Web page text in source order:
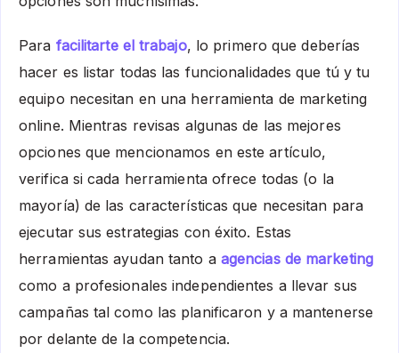
Para facilitarte el trabajo, lo primero que deberías
hacer es listar todas las funcionalidades que tú y tu
equipo necesitan en una herramienta de marketing
online. Mientras revisas algunas de las mejores
opciones que mencionamos en este artículo,
verifica si cada herramienta ofrece todas (o la
mayoría) de las características que necesitan para
ejecutar sus estrategias con éxito. Estas
herramientas ayudan tanto a agencias de marketing
como a profesionales independientes a llevar sus
campañas tal como las planificaron y a mantenerse
por delante de la competencia.